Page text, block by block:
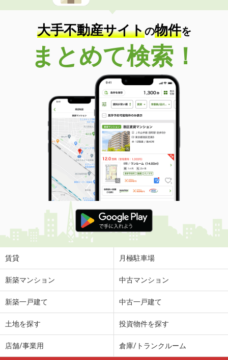
大手不動産サイトの物件を
まとめて検索！
賃貸 月極駐車場
新築マンション 中古マンション
新築一戸建て 中古一戸建て
土地を探す 投資物件を探す
店舗/事業用 倉庫/トランクルーム